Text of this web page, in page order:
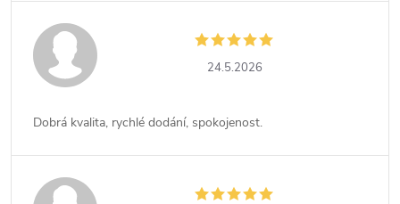
24.5.2026
Dobrá kvalita, rychlé dodání, spokojenost.